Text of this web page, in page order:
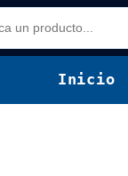
Inicio